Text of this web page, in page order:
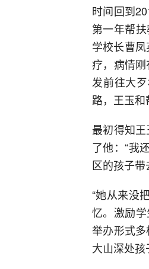
时间回到
第一年帮
学校长曹
疗，病情
发前往大
路，王玉和
最初得知
了他：“我
区的孩子带
“她从来没
忆。激励
举办形式
大山深处孩